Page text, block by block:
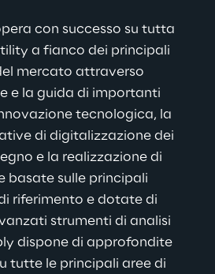
con successo su tutta
a fianco dei principali
mercato attraverso
e la guida di importanti
tecnologica, la
di digitalizzazione dei
e la realizzazione di
basate sulle principali
riferimento e dotate di
strumenti di analisi
dispone di approfondite
tutte le principali aree di